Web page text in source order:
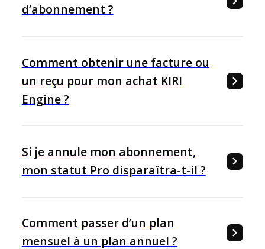
d’abonnement ?
Comment obtenir une facture ou
un reçu pour mon achat KIRI
Engine ?
Si je annule mon abonnement,
mon statut Pro disparaîtra-t-il ?
Comment passer d’un plan
mensuel à un plan annuel ?